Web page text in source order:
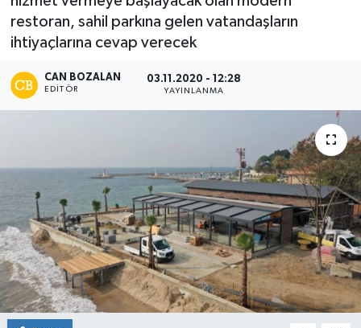
restoran, sahil parkına gelen vatandaşların
ihtiyaçlarına cevap verecek
CAN BOZALAN
EDITÖR
03.11.2020 - 12:28
YAYINLANMA
Tüm Manşetler
Son Dakika Haberleri
Haber Arşivi